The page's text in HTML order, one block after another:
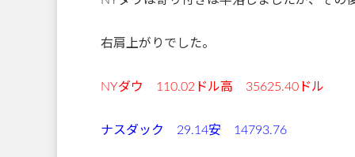
右肩上がりでした。
NYダウ 110.02ドル高 35625.40 ドル
ナスダック 29.14安 14793.76